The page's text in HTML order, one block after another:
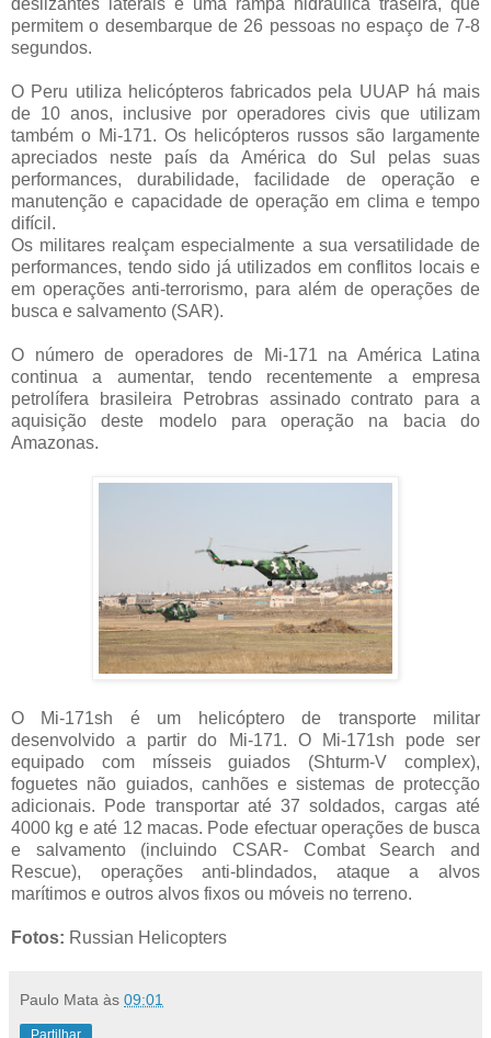
permitem o desembarque de 26 pessoas no espaço de 7-8
segundos.
O Peru utiliza helicópteros fabricados pela UUAP há mais
de 10 anos, inclusive por operadores civis que utilizam
também o Mi-171. Os helicópteros russos são largamente
apreciados neste país da América do Sul pelas suas
performances, durabilidade, facilidade de operação e
manutenção e capacidade de operação em clima e tempo
difícil.
Os militares realçam especialmente a sua versatilidade de
performances, tendo sido já utilizados em conflitos locais e
em operações anti-terrorismo, para além de operações de
busca e salvamento (SAR).
O número de operadores de Mi-171 na América Latina
continua a aumentar, tendo recentemente a empresa
petrolífera brasileira Petrobras assinado contrato para a
aquisição deste modelo para operação na bacia do
Amazonas.
O Mi-171sh é um helicóptero de transporte militar
desenvolvido a partir do Mi-171. O Mi-171sh pode ser
equipado com mísseis guiados (Shturm-V complex),
foguetes não guiados, canhões e sistemas de protecção
adicionais. Pode transportar até 37 soldados, cargas até
4000 kg e até 12 macas. Pode efectuar operações de busca
e salvamento (incluindo CSAR- Combat Search and
Rescue), operações anti-blindados, ataque a alvos
marítimos e outros alvos fixos ou móveis no terreno.
Fotos: Russian Helicopters
Paulo Mata às 09:01
Partilhar